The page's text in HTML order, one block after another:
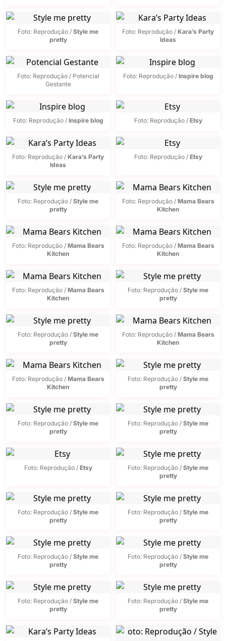
Foto: Reprodução / Style me
pretty
Foto: Reprodução / Kara’s Party
Ideas
Foto: Reprodução / Potencial
Gestante
Foto: Reprodução / Inspire blog
Foto: Reprodução / Inspire blog Foto: Reprodução / Etsy
Foto: Reprodução / Kara’s Party
Ideas
Foto: Reprodução / Etsy
Foto: Reprodução / Style me
pretty
Foto: Reprodução / Mama Bears
Kitchen
Foto: Reprodução / Mama Bears
Kitchen
Foto: Reprodução / Mama Bears
Kitchen
Foto: Reprodução / Mama Bears
Kitchen
Foto: Reprodução / Style me
pretty
Foto: Reprodução / Style me
pretty
Foto: Reprodução / Mama Bears
Kitchen
Foto: Reprodução / Mama Bears
Kitchen
Foto: Reprodução / Style me
pretty
Foto: Reprodução / Style me
pretty
Foto: Reprodução / Style me
pretty
Foto: Reprodução / Etsy Foto: Reprodução / Style me
pretty
Foto: Reprodução / Style me
pretty
Foto: Reprodução / Style me
pretty
Foto: Reprodução / Style me
pretty
Foto: Reprodução / Style me
pretty
Foto: Reprodução / Style me
pretty
Foto: Reprodução / Style me
pretty